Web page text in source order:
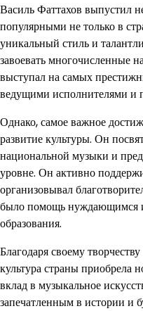
Василь Фаттахов выпустил
популярными не только в
уникальный стиль и
завоевать многочисленные
выступал на самых
ведущими исполнителями и
Однако, самое важное
развитие культуры. Он
национальной музыки и
уровне. Он активно
организовывал
было помощь нуждающимся
образования.
Благодаря своему
культура страны приобрела
вклад в музыкальное
запечатленным в истории и